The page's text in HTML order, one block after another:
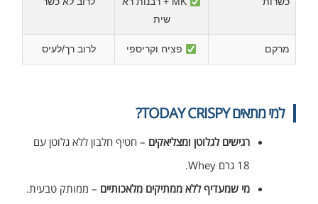
שית
מרקם פציח וקריספי לרוב רך/לעיס
למי מתאים TODAY CRISPY?
רגישים לגלוטן ומצליאקים – חטיף חלבון ללא גלוטן עם
18 גרם Whey.
מי שמעדיף ללא ממתיקים מלאכותיים – ממותק טבעית.